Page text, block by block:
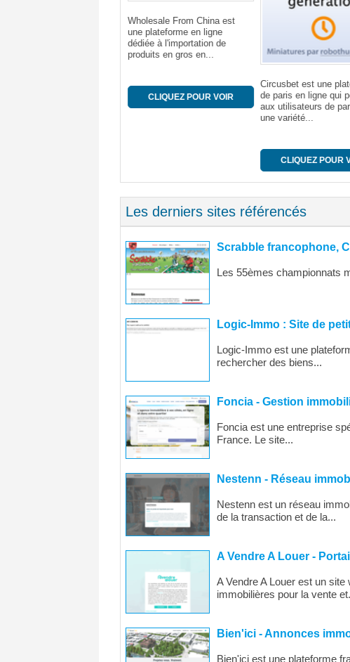
Wholesale From China est
une plateforme en ligne
dédiée à l'importation de
produits en gros en...
CLIQUEZ POUR VOIR
Circusbet est une
de paris en ligne qui
aux utilisateurs de
une variété...
CLIQUEZ POUR
Les derniers sites référencés
Scrabble francophone,
Les 55èmes championnats
Logic-Immo : Site de
Logic-Immo est une
rechercher des biens...
Foncia - Gestion
Foncia est une entreprise
France. Le site...
Nestenn - Réseau
Nestenn est un réseau
de la transaction et de la...
A Vendre A Louer -
A Vendre A Louer est un
immobilières pour la vente
Bien'ici - Annonces
Bien'ici est une plateforme